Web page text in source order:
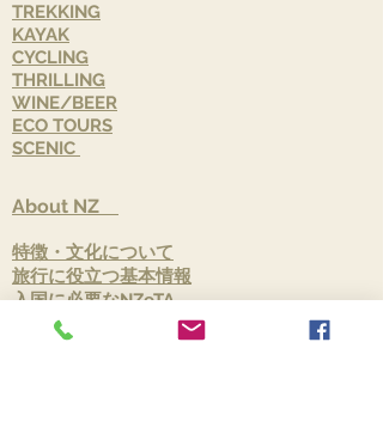
TREKKING​
KAYAK
CYCLING
THRILLING
​WINE/BEER
ECO TOURS
SCENIC ​
​About NZ
特徴・文化について
旅行に役立つ基本情報
入国に必要なNZeTA
​おすすめガイドブックの紹介 Lovely Green
New Zealand